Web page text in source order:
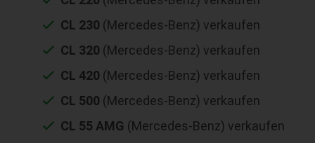
CL 230 (Mercedes-Benz) verkaufen
CL 320 (Mercedes-Benz) verkaufen
CL 420 (Mercedes-Benz) verkaufen
CL 500 (Mercedes-Benz) verkaufen
CL 55 AMG (Mercedes-Benz) verkaufen